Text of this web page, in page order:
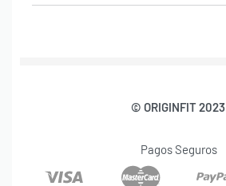
Condiciones y Devoluciones
© ORIGINFIT 2023
Pagos Seguros